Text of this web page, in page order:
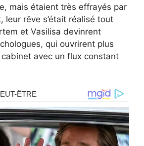
mais étaient très effrayés par
leur rêve s’était réalisé tout
et Vasilisa devinrent
qui ouvrirent plus
avec un flux constant